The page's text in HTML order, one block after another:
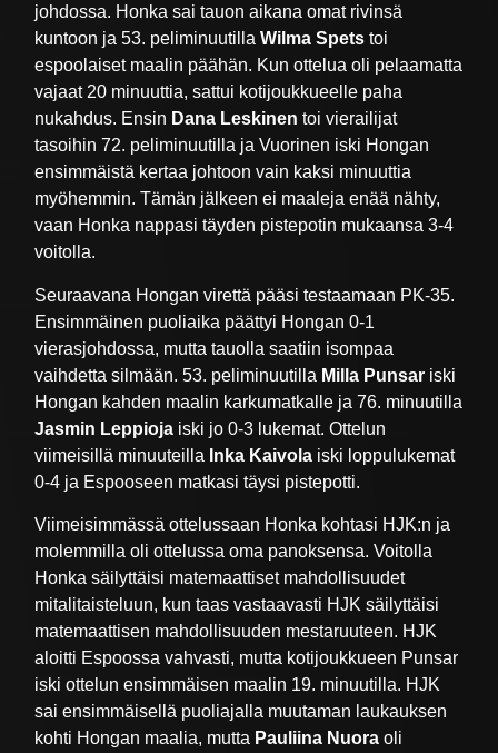
johdossa. Honka sai tauon aikana omat rivinsä
kuntoon ja 53. peliminuutillaWilma Spets toi
espoolaiset maalin päähän. Kun ottelua oli pelaamatta
vajaat 20 minuuttia, sattui kotijoukkueelle paha
nukahdus. Ensin Dana Leskinen toi vierailijat
tasoihin 72. peliminuutilla ja Vuorinen iski Hongan
ensimmäistä kertaa johtoon vain kaksi minuuttia
myöhemmin. Tämän jälkeen ei maaleja enää nähty,
vaan Honka nappasi täyden pistepotin mukaansa 3-4
voitolla.
Seuraavana Hongan virettä pääsi testaamaan PK-35.
Ensimmäinen puoliaika päättyi Hongan 0-1
vierasjohdossa, mutta tauolla saatiin isompaa
vaihdetta silmään. 53. peliminuutilla Milla Punsar iski
Hongan kahden maalin karkumatkalle ja 76. minuutilla
Jasmin Leppioja iski jo 0-3 lukemat. Ottelun
viimeisillä minuuteilla Inka Kaivola iski loppulukemat
0-4 ja Espooseen matkasi täysi pistepotti.
Viimeisimmässä ottelussaan Honka kohtasi HJK:n ja
molemmilla oli ottelussa oma panoksensa. Voitolla
Honka säilyttäisi matemaattiset mahdollisuudet
mitalitaisteluun, kun taas vastaavasti HJK säilyttäisi
matemaattisen mahdollisuuden mestaruuteen. HJK
aloitti Espoossa vahvasti, mutta kotijoukkueen Punsar
iski ottelun ensimmäisen maalin 19. minuutilla. HJK
sai ensimmäisellä puoliajalla muutaman laukauksen
kohti Hongan maalia, mutta Pauliina Nuora oli